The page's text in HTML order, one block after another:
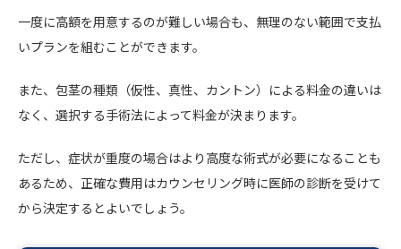
一度に高額を用意するのが難しい場合も、無理のない範囲で支払
いプランを組むことができます。
また、包茎の種類（仮性、真性、カントン）による料金の違いは
なく、選択する手術法によって料金が決まります。
ただし、症状が重度の場合はより高度な術式が必要になることも
あるため、正確な費用はカウンセリング時に医師の診断を受けて
から決定するとよいでしょう。